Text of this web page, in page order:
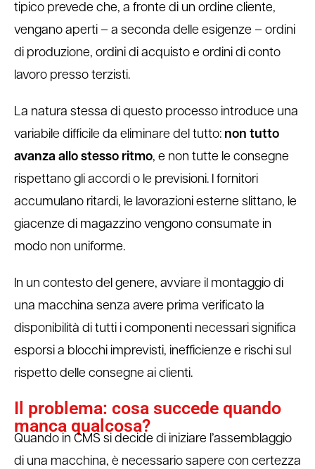
tipico prevede che, a fronte di un ordine cliente,
vengano aperti – a seconda delle esigenze – ordini
di produzione, ordini di acquisto e ordini di conto
lavoro presso terzisti.
La natura stessa di questo processo introduce una
variabile difficile da eliminare del tutto: non tutto
avanza allo stesso ritmo, e non tutte le consegne
rispettano gli accordi o le previsioni. I fornitori
accumulano ritardi, le lavorazioni esterne slittano, le
giacenze di magazzino vengono consumate in
modo non uniforme.
In un contesto del genere, avviare il montaggio di
una macchina senza avere prima verificato la
disponibilità di tutti i componenti necessari significa
esporsi a blocchi imprevisti, inefficienze e rischi sul
rispetto delle consegne ai clienti.
Il problema: cosa succede quando
manca qualcosa?
Quando in CMS si decide di iniziare l’assemblaggio
di una macchina, è necessario sapere con certezza